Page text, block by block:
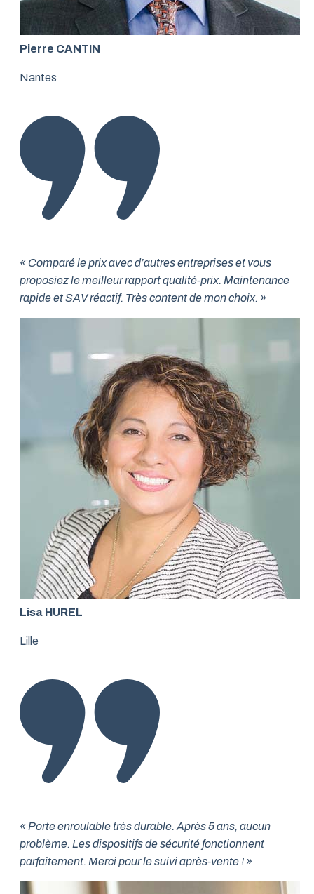
Pierre CANTIN
Nantes
« Comparé le prix avec d’autres entreprises et vous
proposiez le meilleur rapport qualité-prix. Maintenance
rapide et SAV réactif. Très content de mon choix. »
Lisa HUREL
Lille
« Porte enroulable très durable. Après 5 ans, aucun
problème. Les dispositifs de sécurité fonctionnent
parfaitement. Merci pour le suivi après-vente ! »